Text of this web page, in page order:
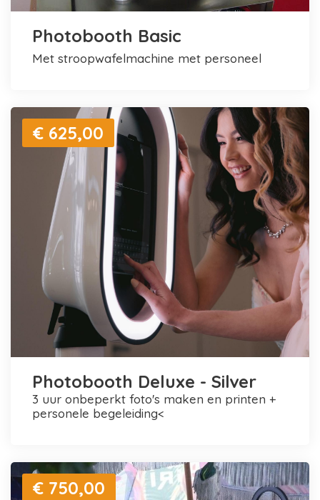
Photobooth Basic
met stroopwafelmachine met personeel
€ 625,00
Photobooth Deluxe - Silver
3 uur onbeperkt foto's maken en printen +
personele begeleiding<
€ 750,00